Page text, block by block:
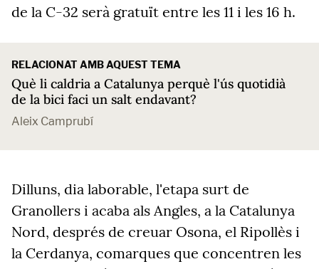
de la C-32 serà gratuït entre les 11 i les 16 h.
RELACIONAT AMB AQUEST TEMA
Què li caldria a Catalunya perquè l'ús quotidià
de la bici faci un salt endavant?
Aleix Camprubí
Dilluns, dia laborable, l'etapa surt de
Granollers i acaba als Angles, a la Catalunya
Nord, després de creuar Osona, el Ripollès i
la Cerdanya, comarques que concentren les